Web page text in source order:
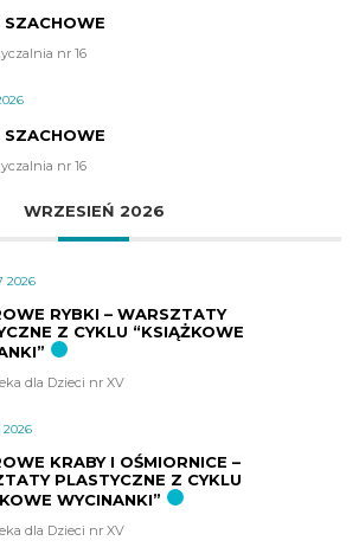
SZACHOWE
nr 16
SZACHOWE
nr 16
WRZESIEŃ 2026
2026
RYBKI – WARSZTATY
Z CYKLU “KSIĄŻKOWE
dla Dzieci nr XV
2026
KRABY I OŚMIORNICE –
PLASTYCZNE Z CYKLU
WYCINANKI”
dla Dzieci nr XV